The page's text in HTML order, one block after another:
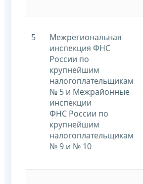
5
Межрегиональная
инспекция ФНС
России по
крупнейшим
налогоплательщикам
№ 5 и Межрайонные
инспекции
ФНС России по
крупнейшим
налогоплательщикам
№ 9 и № 10